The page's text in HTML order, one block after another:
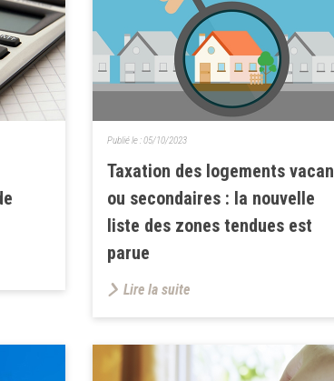
Taxation des logements
ou secondaires : la nouvelle
liste des zones tendues est
parue
Publié le :05/10/2023
Lire la suite